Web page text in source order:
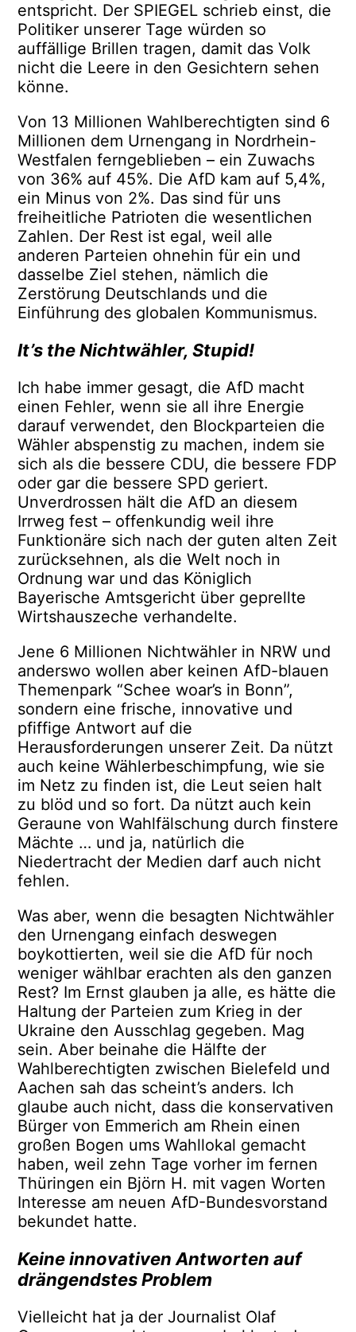
entspricht. Der SPIEGEL schrieb einst, die
Politiker unserer Tage würden so
auffällige Brillen tragen, damit das Volk
nicht die Leere in den Gesichtern sehen
könne.
Von 13 Millionen Wahlberechtigten sind 6
Millionen dem Urnengang in Nordrhein-
Westfalen ferngeblieben – ein Zuwachs
von 36% auf 45%. Die AfD kam auf 5,4%,
ein Minus von 2%. Das sind für uns
freiheitliche Patrioten die wesentlichen
Zahlen. Der Rest ist egal, weil alle
anderen Parteien ohnehin für ein und
dasselbe Ziel stehen, nämlich die
Zerstörung Deutschlands und die
Einführung des globalen Kommunismus.
It’s the Nichtwähler, Stupid!
Ich habe immer gesagt, die AfD macht
einen Fehler, wenn sie all ihre Energie
darauf verwendet, den Blockparteien die
Wähler abspenstig zu machen, indem sie
sich als die bessere CDU, die bessere FDP
oder gar die bessere SPD geriert.
Unverdrossen hält die AfD an diesem
Irrweg fest – offenkundig weil ihre
Funktionäre sich nach der guten alten Zeit
zurücksehnen, als die Welt noch in
Ordnung war und das Königlich
Bayerische Amtsgericht über geprellte
Wirtshauszeche verhandelte.
Jene 6 Millionen Nichtwähler in NRW und
anderswo wollen aber keinen AfD-blauen
Themenpark “Schee woar’s in Bonn”,
sondern eine frische, innovative und
pfiffige Antwort auf die
Herausforderungen unserer Zeit. Da nützt
auch keine Wählerbeschimpfung, wie sie
im Netz zu finden ist, die Leut seien halt
zu blöd und so fort. Da nützt auch kein
Geraune von Wahlfälschung durch finstere
Mächte … und ja, natürlich die
Niedertracht der Medien darf auch nicht
fehlen.
Was aber, wenn die besagten Nichtwähler
den Urnengang einfach deswegen
boykottierten, weil sie die AfD für noch
weniger wählbar erachten als den ganzen
Rest? Im Ernst glauben ja alle, es hätte die
Haltung der Parteien zum Krieg in der
Ukraine den Ausschlag gegeben. Mag
sein. Aber beinahe die Hälfte der
Wahlberechtigten zwischen Bielefeld und
Aachen sah das scheint’s anders. Ich
glaube auch nicht, dass die konservativen
Bürger von Emmerich am Rhein einen
großen Bogen ums Wahllokal gemacht
haben, weil zehn Tage vorher im fernen
Thüringen ein Björn H. mit vagen Worten
Interesse am neuen AfD-Bundesvorstand
bekundet hatte.
Keine innovativen Antworten auf
drängendstes Problem
Vielleicht hat ja der Journalist Olaf